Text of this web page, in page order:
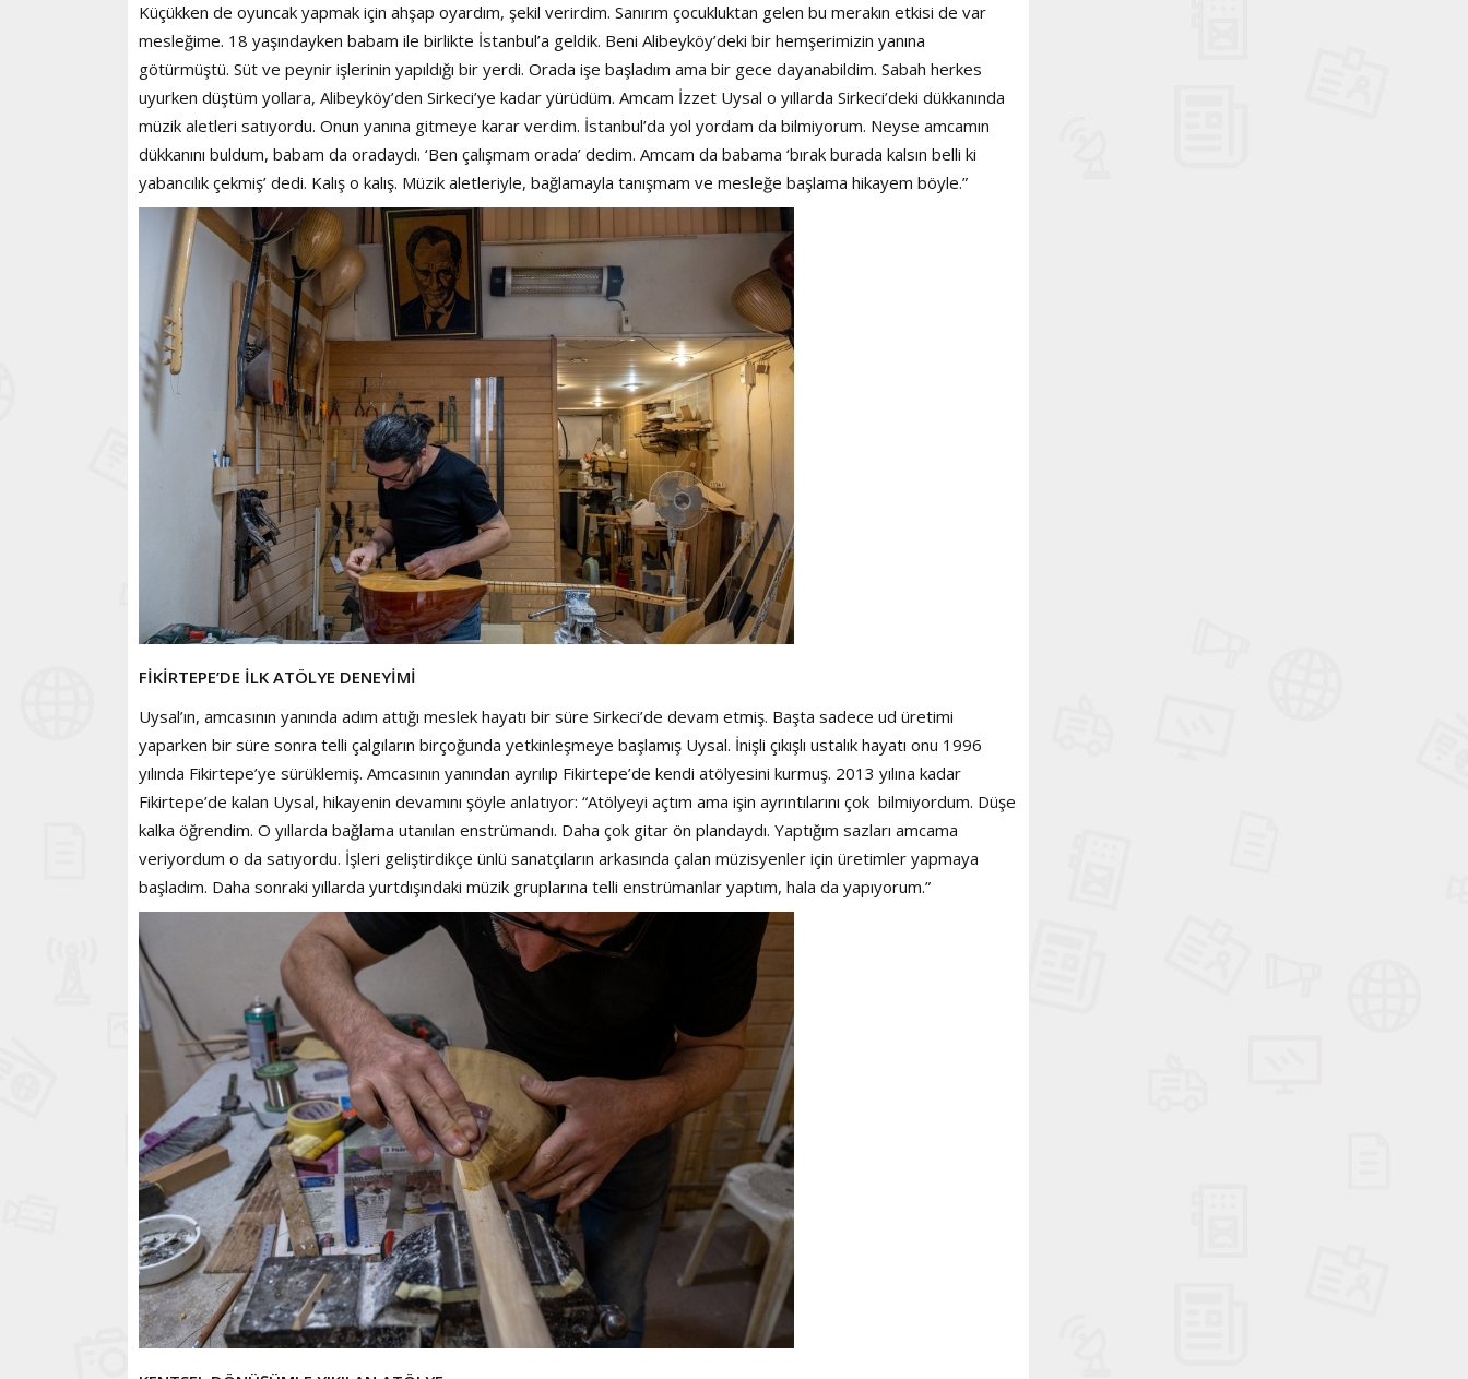
Küçükken de oyuncak yapmak için ahşap oyardım, şekil verirdim. Sanırım çocukluktan gelen bu merakın etkisi de var
mesleğime. 18 yaşındayken babam ile birlikte İstanbul’a geldik. Beni Alibeyköy’deki bir hemşerimizin yanına
götürmüştü. Süt ve peynir işlerinin yapıldığı bir yerdi. Orada işe başladım ama bir gece dayanabildim. Sabah herkes
uyurken düştüm yollara, Alibeyköy’den Sirkeci’ye kadar yürüdüm. Amcam İzzet Uysal o yıllarda Sirkeci’deki dükkanında
müzik aletleri satıyordu. Onun yanına gitmeye karar verdim. İstanbul’da yol yordam da bilmiyorum. Neyse amcamın
dükkanını buldum, babam da oradaydı. ‘Ben çalışmam orada’ dedim. Amcam da babama ‘bırak burada kalsın belli ki
yabancılık çekmiş’ dedi. Kalış o kalış. Müzik aletleriyle, bağlamayla tanışmam ve mesleğe başlama hikayem böyle.”
FİKİRTEPE’DE İLK ATÖLYE DENEYİMİ
Uysal’ın, amcasının yanında adım attığı meslek hayatı bir süre Sirkeci’de devam etmiş. Başta sadece ud üretimi
yaparken bir süre sonra telli çalgıların birçoğunda yetkinleşmeye başlamış Uysal. İnişli çıkışlı ustalık hayatı onu 1996
yılında Fikirtepe’ye sürüklemiş. Amcasının yanından ayrılıp Fikirtepe’de kendi atölyesini kurmuş. 2013 yılına kadar
Fikirtepe’de kalan Uysal, hikayenin devamını şöyle anlatıyor: “Atölyeyi açtım ama işin ayrıntılarını çok bilmiyordum. Düşe
kalka öğrendim. O yıllarda bağlama utanılan enstrümandı. Daha çok gitar ön plandaydı. Yaptığım sazları amcama
veriyordum o da satıyordu. İşleri geliştirdikçe ünlü sanatçıların arkasında çalan müzisyenler için üretimler yapmaya
başladım. Daha sonraki yıllarda yurtdışındaki müzik gruplarına telli enstrümanlar yaptım, hala da yapıyorum.”